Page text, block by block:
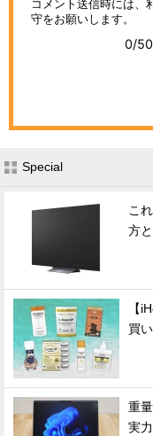
Special
こ
方
【
買
重
実